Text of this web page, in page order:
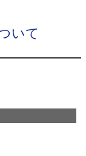
いて